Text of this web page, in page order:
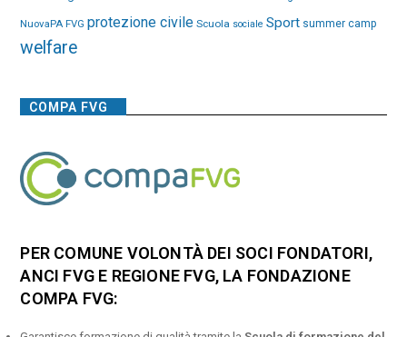
NuovaPA FVG protezione civile Scuola sociale Sport summer camp
welfare
COMPA FVG
PER COMUNE VOLONTÀ DEI SOCI FONDATORI,
ANCI FVG E REGIONE FVG, LA FONDAZIONE
COMPA FVG: